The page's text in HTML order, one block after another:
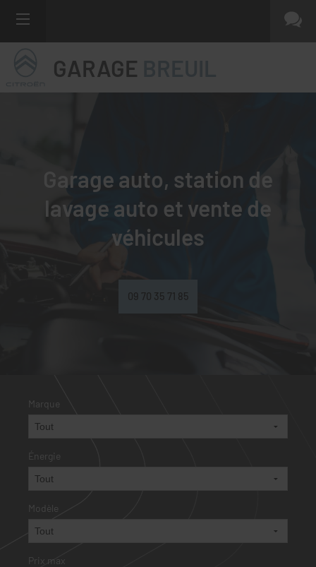
GARAGE
Garage auto, station de
lavage auto et vente de
véhicules
09 70 35 71 85
Marque
Énergie
Modèle
Prix max